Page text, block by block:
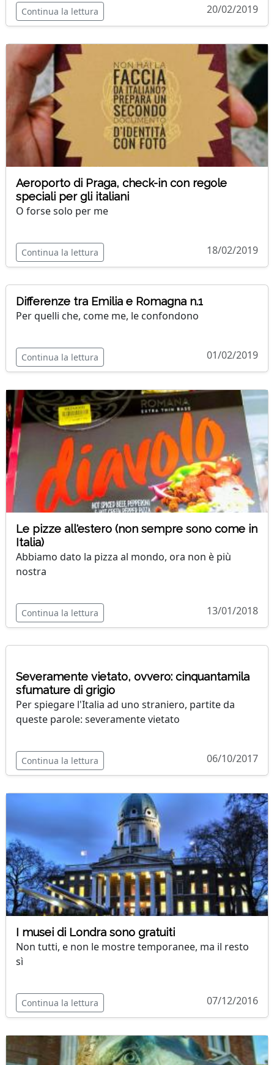
Continua la lettura 20/02/2019
Aeroporto di Praga, check-in con regole
speciali per gli italiani
O forse solo per me
Continua la lettura 18/02/2019
Differenze tra Emilia e Romagna n.1
Per quelli che, come me, le confondono
Continua la lettura 01/02/2019
Le pizze all'estero (non sempre sono come in
Italia)
Abbiamo dato la pizza al mondo, ora non è più
nostra
Continua la lettura 13/01/2018
Severamente vietato, ovvero: cinquantamila
sfumature di grigio
Per spiegare l'Italia ad uno straniero, partite da
queste parole: severamente vietato
Continua la lettura 06/10/2017
I musei di Londra sono gratuiti
Non tutti, e non le mostre temporanee, ma il resto
sì
Continua la lettura 07/12/2016